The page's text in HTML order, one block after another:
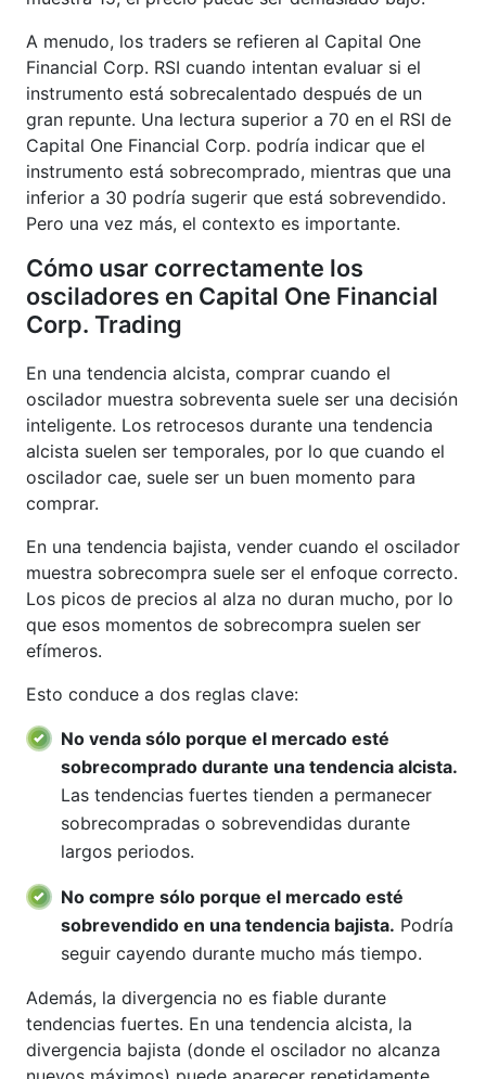
A menudo, los traders se refieren al Capital One
Financial Corp. RSI cuando intentan evaluar si el
instrumento está sobrecalentado después de un
gran repunte. Una lectura superior a 70 en el RSI de
Capital One Financial Corp. podría indicar que el
instrumento está sobrecomprado, mientras que una
inferior a 30 podría sugerir que está sobrevendido.
Pero una vez más, el contexto es importante.
Cómo usar correctamente los
osciladores en Capital One Financial
Corp. Trading
En una tendencia alcista, comprar cuando el
oscilador muestra sobreventa suele ser una decisión
inteligente. Los retrocesos durante una tendencia
alcista suelen ser temporales, por lo que cuando el
oscilador cae, suele ser un buen momento para
comprar.
En una tendencia bajista, vender cuando el oscilador
muestra sobrecompra suele ser el enfoque correcto.
Los picos de precios al alza no duran mucho, por lo
que esos momentos de sobrecompra suelen ser
efímeros.
Esto conduce a dos reglas clave:
No venda sólo porque el mercado esté
sobrecomprado durante una tendencia alcista.
Las tendencias fuertes tienden a permanecer
sobrecompradas o sobrevendidas durante
largos periodos.
No compre sólo porque el mercado esté
sobrevendido en una tendencia bajista. Podría
seguir cayendo durante mucho más tiempo.
Además, la divergencia no es fiable durante
tendencias fuertes. En una tendencia alcista, la
divergencia bajista (donde el oscilador no alcanza